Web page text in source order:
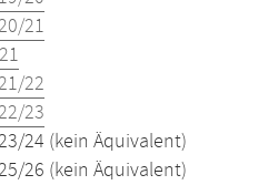
21
22
23
24 (kein Äquivalent)
26 (kein Äquivalent)